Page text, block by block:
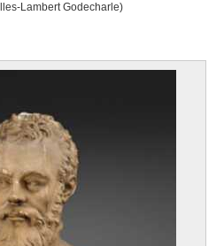
Lambert Godecharle)